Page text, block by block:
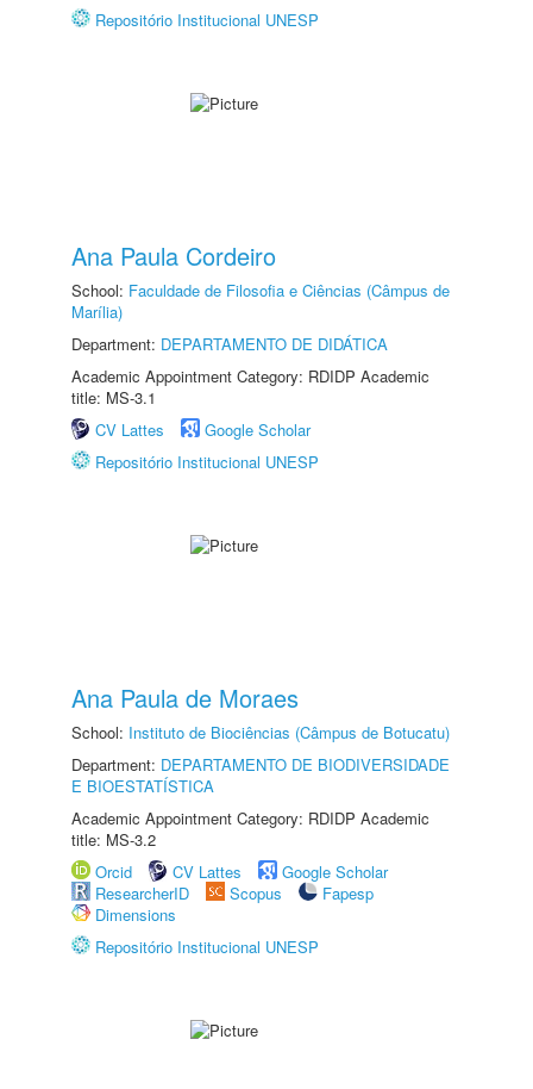
Repositório Institucional UNESP
Ana Paula Cordeiro
School: Faculdade de Filosofia e Ciências (Câmpus de
Marília)
Department: DEPARTAMENTO DE DIDÁTICA
Academic Appointment Category: RDIDP Academic
title: MS-3.1
CV Lattes
Google Scholar
Repositório Institucional UNESP
Ana Paula de Moraes
School: Instituto de Biociências (Câmpus de Botucatu)
Department: DEPARTAMENTO DE BIODIVERSIDADE
E BIOESTATÍSTICA
Academic Appointment Category: RDIDP Academic
title: MS-3.2
Orcid
CV Lattes
Google Scholar
ResearcherID
Scopus
Fapesp
Dimensions
Repositório Institucional UNESP